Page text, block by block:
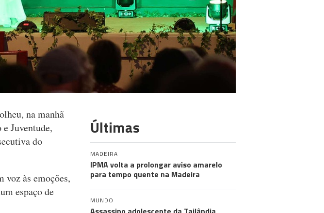
na manhã
Juventude,
do
voz às emoções,
espaço de
Últimas
MADEIRA
IPMA volta a prolongar aviso amarelo
para tempo quente na Madeira
MUNDO